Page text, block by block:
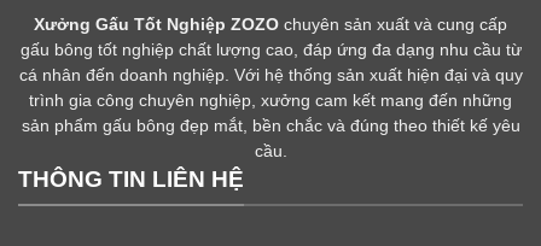
Xưởng Gấu Tốt Nghiệp ZOZO chuyên sản xuất và cung cấp
gấu bông tốt nghiệp chất lượng cao, đáp ứng đa dạng nhu cầu từ
cá nhân đến doanh nghiệp. Với hệ thống sản xuất hiện đại và quy
trình gia công chuyên nghiệp, xưởng cam kết mang đến những
sản phẩm gấu bông đẹp mắt, bền chắc và đúng theo thiết kế yêu
cầu.
THÔNG TIN LIÊN HỆ